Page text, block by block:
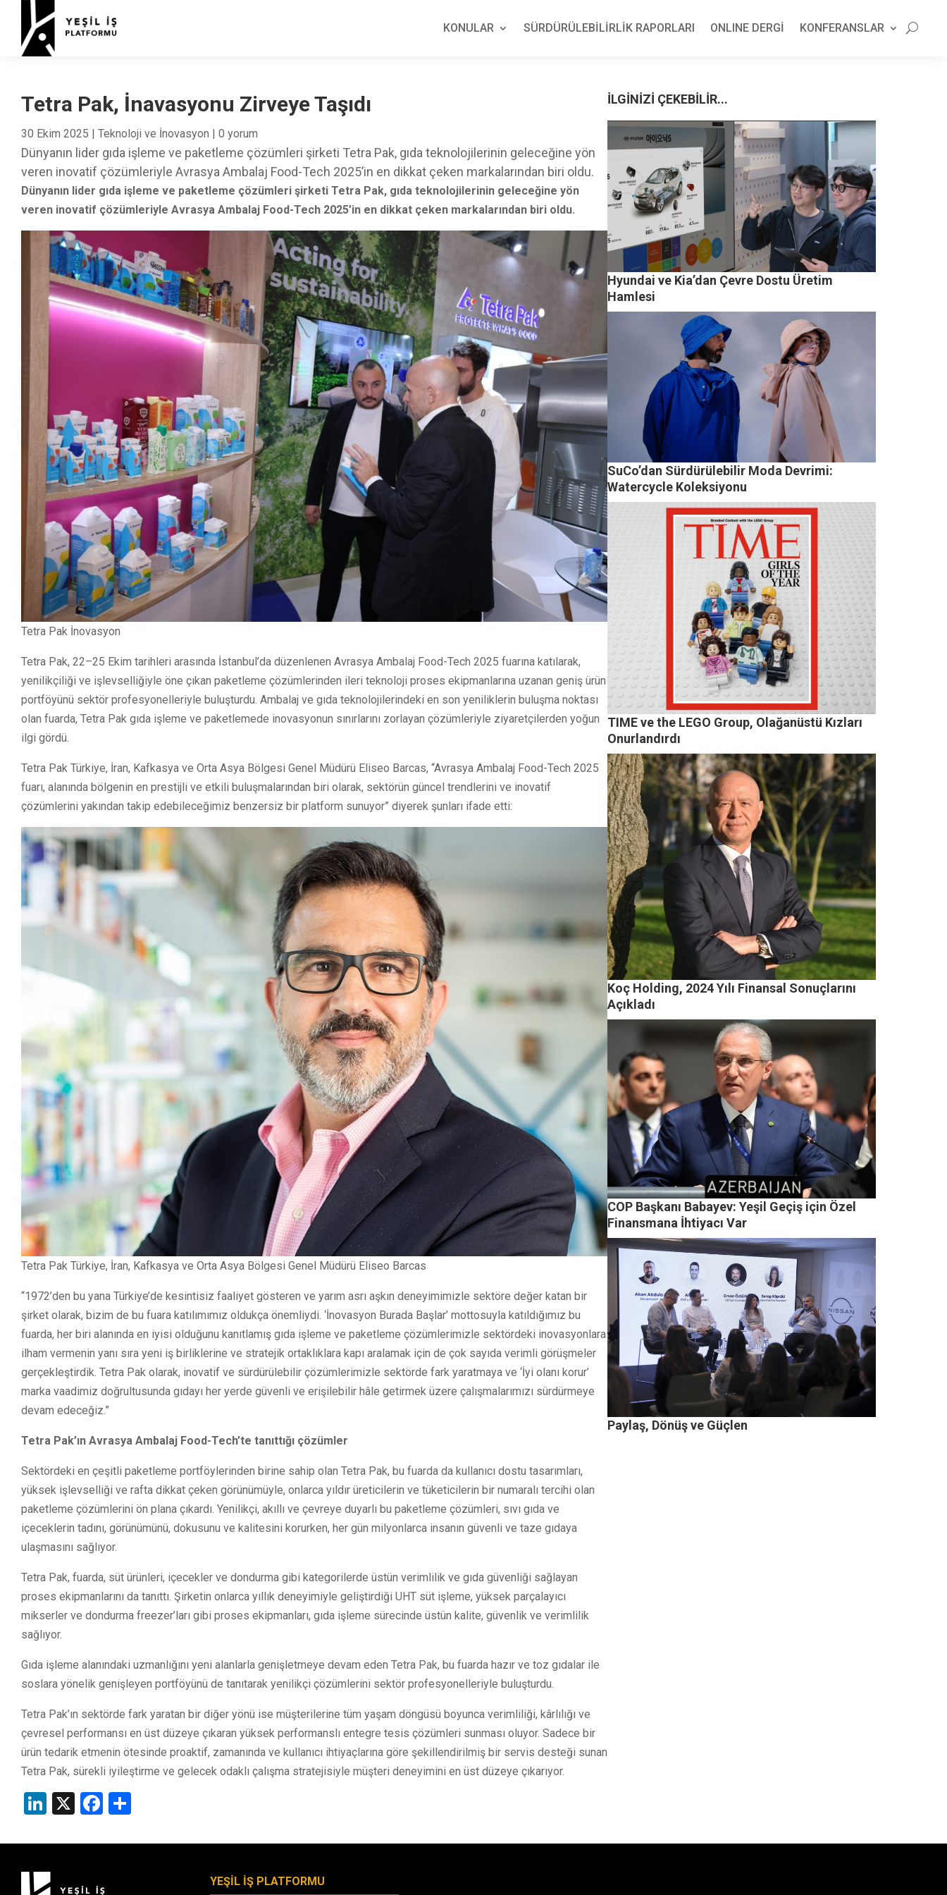
KONULAR SÜRDÜRÜLEBİLİRLİK RAPORLARI ONLINE DERGİ KONFERANSLAR
Tetra Pak, İnavasyonu Zirveye Taşıdı
30 Ekim 2025 | Teknoloji ve İnovasyon | 0 yorum
Dünyanın lider gıda işleme ve paketleme çözümleri şirketi Tetra Pak, gıda teknolojilerinin geleceğine yön
veren inovatif çözümleriyle Avrasya Ambalaj Food-Tech 2025’in en dikkat çeken markalarından biri oldu.
Dünyanın lider gıda işleme ve paketleme çözümleri şirketi Tetra Pak, gıda teknolojilerinin geleceğine yön
veren inovatif çözümleriyle Avrasya Ambalaj Food-Tech 2025’in en dikkat çeken markalarından biri oldu.
Tetra Pak İnovasyon
Tetra Pak, 22–25 Ekim tarihleri arasında İstanbul’da düzenlenen Avrasya Ambalaj Food-Tech 2025 fuarına katılarak,
yenilikçiliği ve işlevselliğiyle öne çıkan paketleme çözümlerinden ileri teknoloji proses ekipmanlarına uzanan geniş ürün
portföyünü sektör profesyonelleriyle buluşturdu. Ambalaj ve gıda teknolojilerindeki en son yeniliklerin buluşma noktası
olan fuarda, Tetra Pak gıda işleme ve paketlemede inovasyonun sınırlarını zorlayan çözümleriyle ziyaretçilerden yoğun
ilgi gördü.
Tetra Pak Türkiye, İran, Kafkasya ve Orta Asya Bölgesi Genel Müdürü Eliseo Barcas, “Avrasya Ambalaj Food-Tech 2025
fuarı, alanında bölgenin en prestijli ve etkili buluşmalarından biri olarak, sektörün güncel trendlerini ve inovatif
çözümlerini yakından takip edebileceğimiz benzersiz bir platform sunuyor” diyerek şunları ifade etti:
Tetra Pak Türkiye, İran, Kafkasya ve Orta Asya Bölgesi Genel Müdürü Eliseo Barcas
“1972’den bu yana Türkiye’de kesintisiz faaliyet gösteren ve yarım asrı aşkın deneyimimizle sektöre değer katan bir
şirket olarak, bizim de bu fuara katılımımız oldukça önemliydi. ‘İnovasyon Burada Başlar’ mottosuyla katıldığımız bu
fuarda, her biri alanında en iyisi olduğunu kanıtlamış gıda işleme ve paketleme çözümlerimizle sektördeki inovasyonlara
ilham vermenin yanı sıra yeni iş birliklerine ve stratejik ortaklıklara kapı aralamak için de çok sayıda verimli görüşmeler
gerçekleştirdik. Tetra Pak olarak, inovatif ve sürdürülebilir çözümlerimizle sektörde fark yaratmaya ve ‘İyi olanı korur’
marka vaadimiz doğrultusunda gıdayı her yerde güvenli ve erişilebilir hâle getirmek üzere çalışmalarımızı sürdürmeye
devam edeceğiz.”
Tetra Pak’ın Avrasya Ambalaj Food-Tech’te tanıttığı çözümler
Sektördeki en çeşitli paketleme portföylerinden birine sahip olan Tetra Pak, bu fuarda da kullanıcı dostu tasarımları,
yüksek işlevselliği ve rafta dikkat çeken görünümüyle, onlarca yıldır üreticilerin ve tüketicilerin bir numaralı tercihi olan
paketleme çözümlerini ön plana çıkardı. Yenilikçi, akıllı ve çevreye duyarlı bu paketleme çözümleri, sıvı gıda ve
içeceklerin tadını, görünümünü, dokusunu ve kalitesini korurken, her gün milyonlarca insanın güvenli ve taze gıdaya
ulaşmasını sağlıyor.
Tetra Pak, fuarda, süt ürünleri, içecekler ve dondurma gibi kategorilerde üstün verimlilik ve gıda güvenliği sağlayan
proses ekipmanlarını da tanıttı. Şirketin onlarca yıllık deneyimiyle geliştirdiği UHT süt işleme, yüksek parçalayıcı
mikserler ve dondurma freezer’ları gibi proses ekipmanları, gıda işleme sürecinde üstün kalite, güvenlik ve verimlilik
sağlıyor.
Gıda işleme alanındaki uzmanlığını yeni alanlarla genişletmeye devam eden Tetra Pak, bu fuarda hazır ve toz gıdalar ile
soslara yönelik genişleyen portföyünü de tanıtarak yenilikçi çözümlerini sektör profesyonelleriyle buluşturdu.
Tetra Pak’ın sektörde fark yaratan bir diğer yönü ise müşterilerine tüm yaşam döngüsü boyunca verimliliği, kârlılığı ve
çevresel performansı en üst düzeye çıkaran yüksek performanslı entegre tesis çözümleri sunması oluyor. Sadece bir
ürün tedarik etmenin ötesinde proaktif, zamanında ve kullanıcı ihtiyaçlarına göre şekillendirilmiş bir servis desteği sunan
Tetra Pak, sürekli iyileştirme ve gelecek odaklı çalışma stratejisiyle müşteri deneyimini en üst düzeye çıkarıyor.
LinkedIn
X Facebook
İLGİNİZİ ÇEKEBİLİR...
Hyundai ve Kia’dan Çevre Dostu Üretim
Hamlesi
SuCo’dan Sürdürülebilir Moda Devrimi:
Watercycle Koleksiyonu
TIME ve the LEGO Group, Olağanüstü Kızları
Onurlandırdı
Koç Holding, 2024 Yılı Finansal Sonuçlarını
Açıkladı
COP Başkanı Babayev: Yeşil Geçiş için Özel
Finansmana İhtiyacı Var
Paylaş, Dönüş ve Güçlen
YEŞİL İŞ PLATFORMU